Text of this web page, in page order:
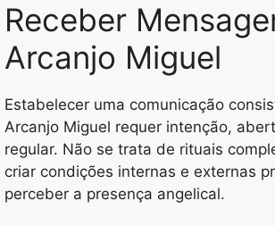
Receber
Arcanjo Miguel
Estabelecer uma comunicação
Arcanjo Miguel requer intenção,
regular. Não se trata de rituais
criar condições internas e externas
perceber a presença angelical.